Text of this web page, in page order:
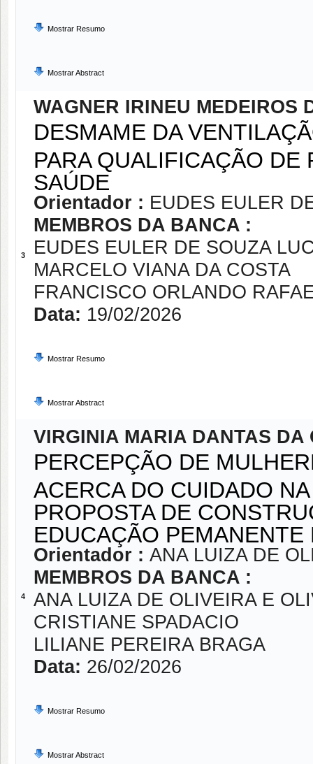
Mostrar Resumo
Mostrar Abstract
3
WAGNER IRINEU MEDEIROS
DESMAME DA
PARA QUALIFICAÇÃO DE
SAÚDE
Orientador : EUDES EULER
MEMBROS DA BANCA :
EUDES EULER DE SOUZA
MARCELO VIANA DA COSTA
FRANCISCO ORLANDO
Data: 19/02/2026
Mostrar Resumo
Mostrar Abstract
4
VIRGINIA MARIA DANTAS DA
PERCEPÇÃO DE
ACERCA DO CUIDADO
PROPOSTA DE
EDUCAÇÃO PEMANENTE
Orientador : ANA LUIZA DE
MEMBROS DA BANCA :
ANA LUIZA DE OLIVEIRA E
CRISTIANE SPADACIO
LILIANE PEREIRA BRAGA
Data: 26/02/2026
Mostrar Resumo
Mostrar Abstract